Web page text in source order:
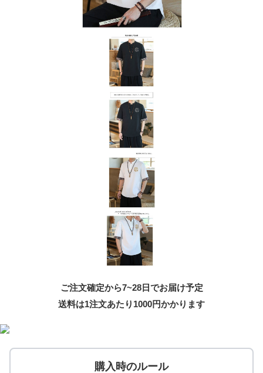
ご注文確定から7~28日でお届け予定
送料は1注文あたり 1000円かかります
購入時のルール